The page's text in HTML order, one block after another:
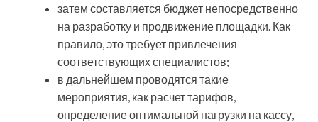
затем составляется бюджет непосредственно
на разработку и продвижение площадки. Как
правило, это требует привлечения
соответствующих специалистов;
в дальнейшем проводятся такие
мероприятия, как расчет тарифов,
определение оптимальной нагрузки на кассу,